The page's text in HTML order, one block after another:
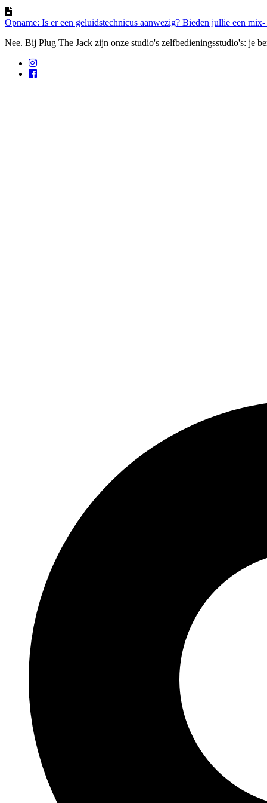
Opname: Is er een geluidstechnicus aanwezig? Bieden jullie een mix-
Nee. Bij Plug The Jack zijn onze studio's zelfbedieningsstudio's: je